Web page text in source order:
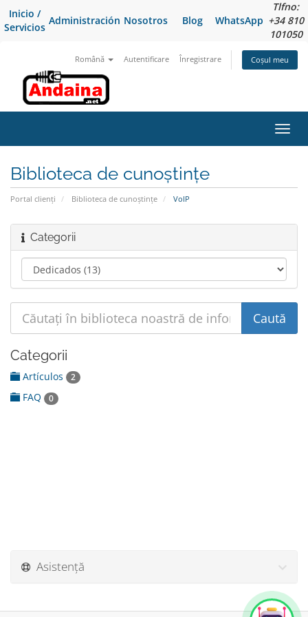
Inicio /
Servicios
Administración Nosotros Blog WhatsApp
Tlfno:
+34 810
101050
Română Autentificare Înregistrare Coșul meu
Biblioteca de cunoștințe
Portal clienți Biblioteca de cunoștințe VoIP
Categorii
Categorii
Artículos 2
FAQ 0
Asistență